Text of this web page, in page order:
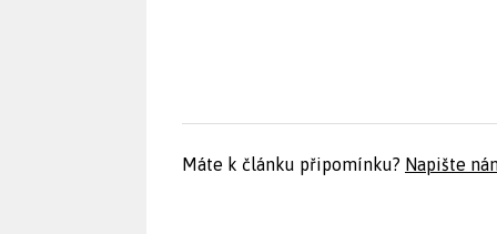
Máte k článku připomínku? Napište